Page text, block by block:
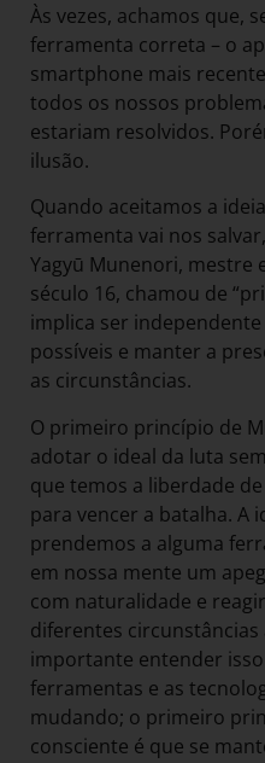
Às vezes, achamos que,
ferramenta correta – o
smartphone mais
todos os nossos
estariam resolvidos.
ilusão.
Quando aceitamos a
ferramenta vai nos
Yagyū Munenori, mestre
século 16, chamou de
implica ser
possíveis e manter a
as circunstâncias.
O primeiro princípio de
adotar o ideal da luta
que temos a liberdade
para vencer a batalha. A
prendemos a alguma
em nossa mente um
com naturalidade e
diferentes circunstâncias
importante entender
ferramentas e as
mudando; o primeiro
consciente é que se